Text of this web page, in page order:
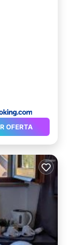
OFERTA